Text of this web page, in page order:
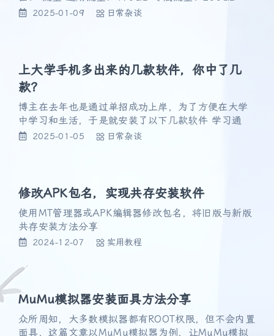
他流量：400GB
2025-01-09 日常杂谈
上大学手机多出来的几款软件，你中了几
款？
博主在去年也是通过单招成功上岸，为了方便在大学
中学习和生活，于是就安装了以下几款软件 学习通
2025-01-05 日常杂谈
修改APK包名，实现共存安装软件
使用MT管理器或APK编辑器修改包名，将旧版与新版
共存安装方法分享
2024-12-07 实用教程
MuMu模拟器安装面具方法分享
众所周知，大多数模拟器都有ROOT权限，但不会内置
面具，这篇文章以MuMu模拟器为例，让MuMu模拟